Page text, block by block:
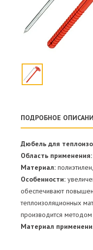
ПОДРОБНОЕ
Дюбель для
Область применения:
Материал:
Особенности:
обеспечивают
теплоизоляционных
производится
Материал